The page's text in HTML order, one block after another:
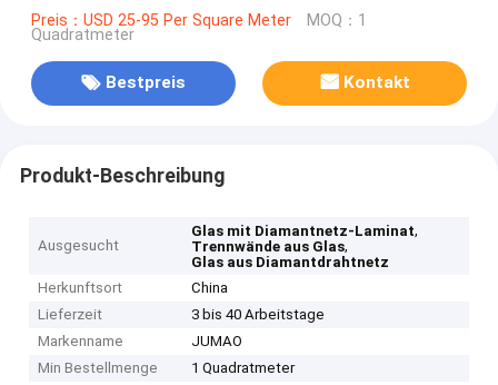
Preis：USD 25-95 Per Square Meter MOQ：1
Quadratmeter
Bestpreis Kontakt
Produkt-Beschreibung
Ausgesucht
Glas mit Diamantnetz-Laminat,
Trennwände aus Glas,
Glas aus Diamantdrahtnetz
Herkunftsort
China
Lieferzeit
3 bis 40 Arbeitstage
Markenname
JUMAO
Min Bestellmenge
1 Quadratmeter